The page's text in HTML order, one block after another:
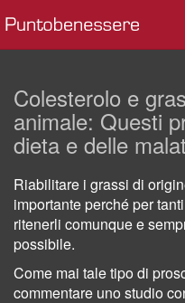
Colesterolo e
animale: Questi
dieta e delle
Riabilitare i grassi di
importante perché per
ritenerli comunque e
possibile.
Come mai tale tipo di
commentare uno studio